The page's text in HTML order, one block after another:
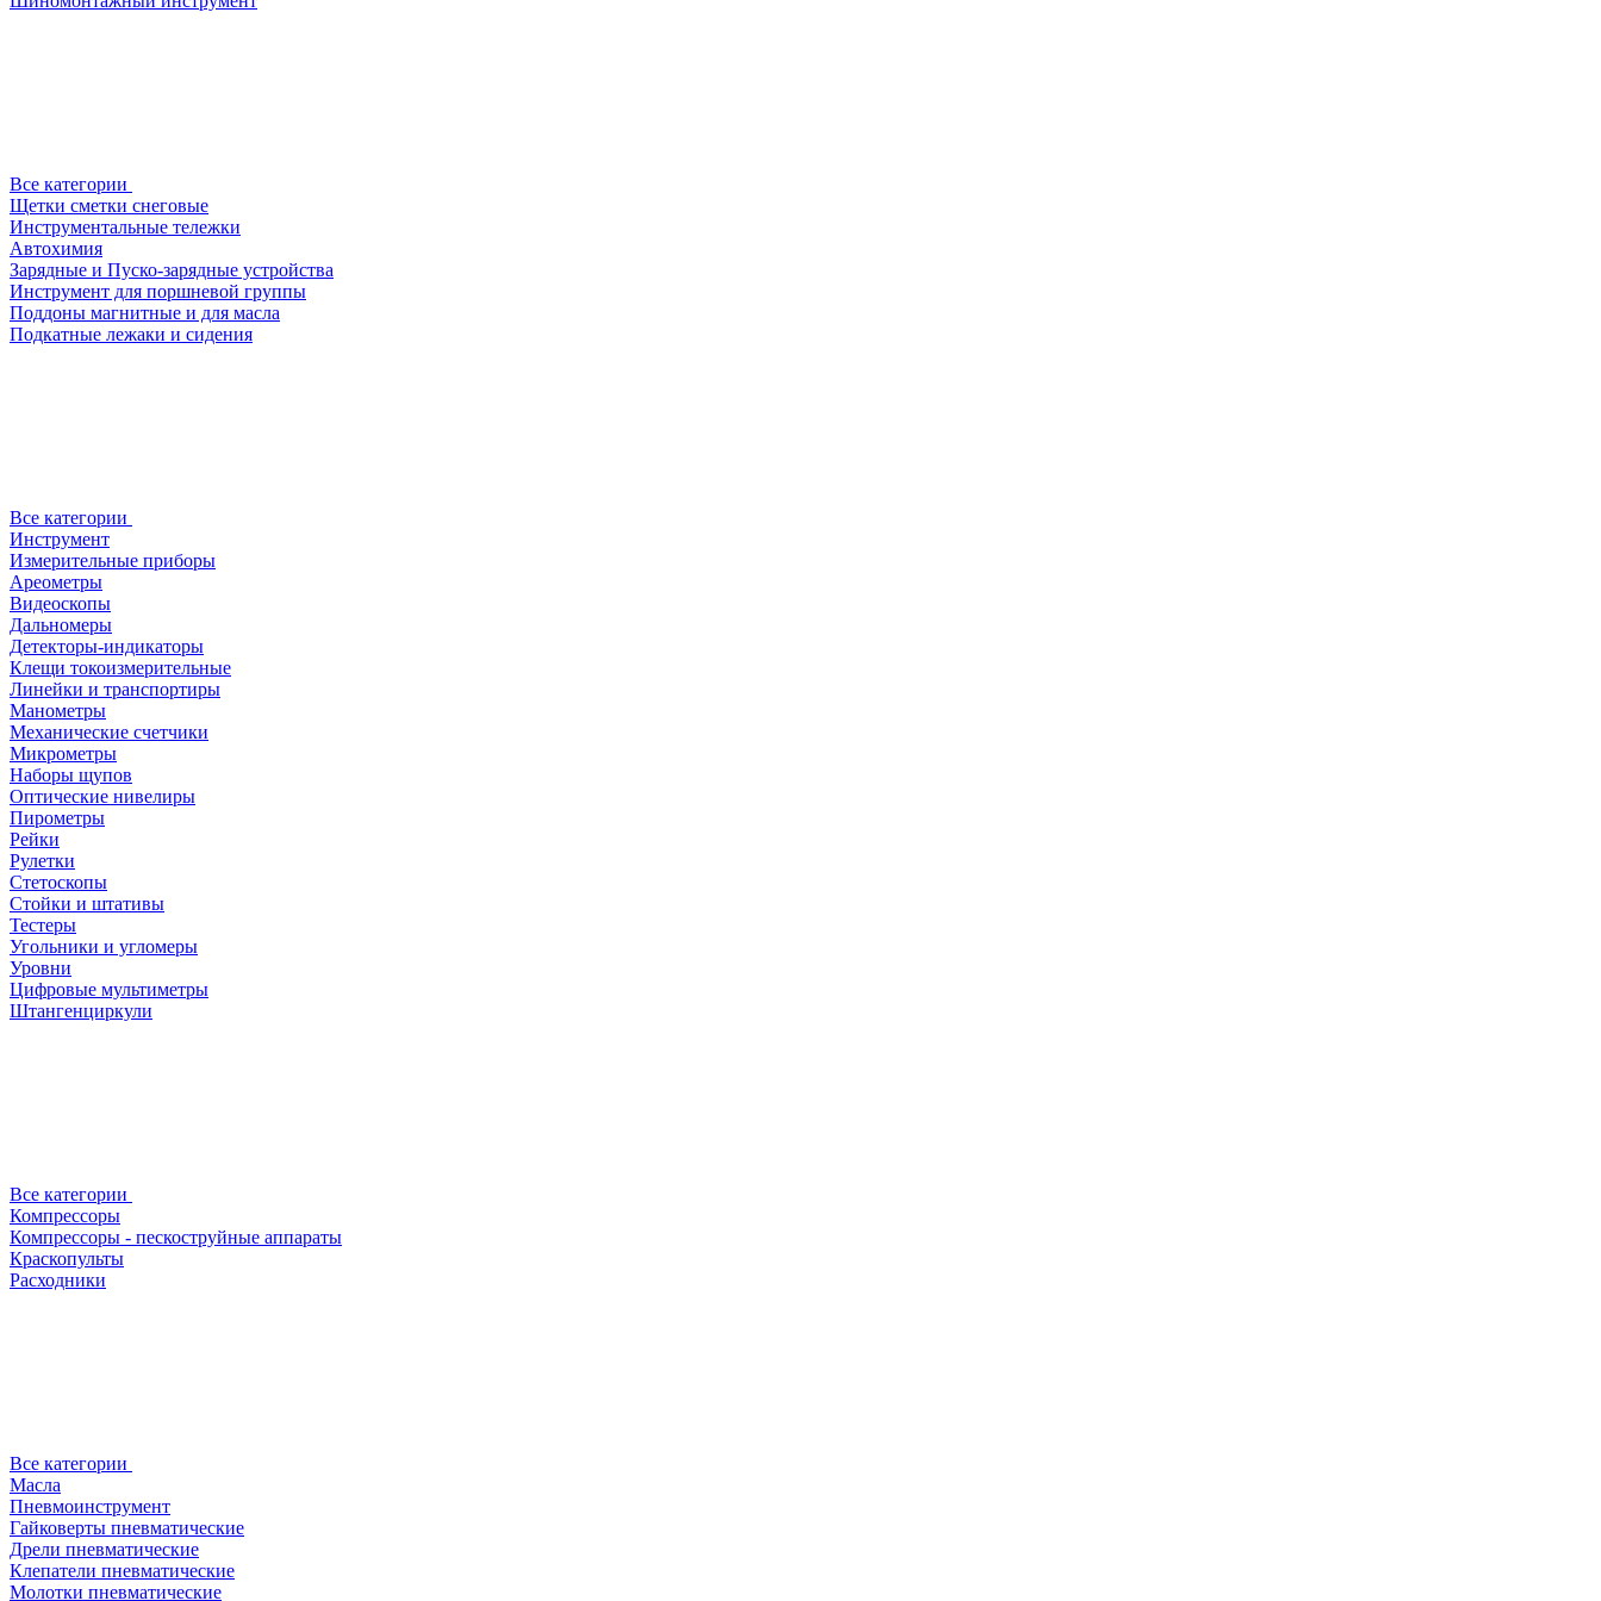
Все категории
Щетки сметки снеговые
Инструментальные тележки
Автохимия
Зарядные и Пуско-зарядные устройства
Инструмент для поршневой группы
Поддоны магнитные и для масла
Подкатные лежаки и сидения
Все категории
Инструмент
Измерительные приборы
Ареометры
Видеоскопы
Дальномеры
Детекторы-индикаторы
Клещи токоизмерительные
Линейки и транспортиры
Манометры
Механические счетчики
Микрометры
Наборы щупов
Оптические нивелиры
Пирометры
Рейки
Рулетки
Стетоскопы
Стойки и штативы
Тестеры
Угольники и угломеры
Уровни
Цифровые мультиметры
Штангенциркули
Все категории
Компрессоры
Компрессоры - пескоструйные аппараты
Краскопульты
Расходники
Все категории
Масла
Пневмоинструмент
Гайковерты пневматические
Дрели пневматические
Клепатели пневматические
Молотки пневматические